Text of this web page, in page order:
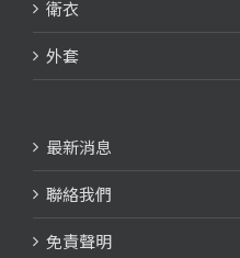
衛衣
外套
最新消息
聯絡我們
免責聲明